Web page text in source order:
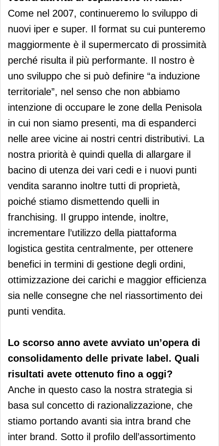
Come nel 2007, continueremo lo sviluppo di
nuovi iper e super. Il format su cui punteremo
maggiormente è il supermercato di prossimità
perché risulta il più performante. Il nostro è
uno sviluppo che si può definire “a induzione
territoriale”, nel senso che non abbiamo
intenzione di occupare le zone della Penisola
in cui non siamo presenti, ma di espanderci
nelle aree vicine ai nostri centri distributivi. La
nostra priorità è quindi quella di allargare il
bacino di utenza dei vari cedi e i nuovi punti
vendita saranno inoltre tutti di proprietà,
poiché stiamo dismettendo quelli in
franchising. Il gruppo intende, inoltre,
incrementare l’utilizzo della piattaforma
logistica gestita centralmente, per ottenere
benefici in termini di gestione degli ordini,
ottimizzazione dei carichi e maggior efficienza
sia nelle consegne che nel riassortimento dei
punti vendita.
Lo scorso anno avete avviato un’opera di
consolidamento delle private label. Quali
risultati avete ottenuto fino a oggi?
Anche in questo caso la nostra strategia si
basa sul concetto di razionalizzazione, che
stiamo portando avanti sia intra brand che
inter brand. Sotto il profilo dell’assortimento